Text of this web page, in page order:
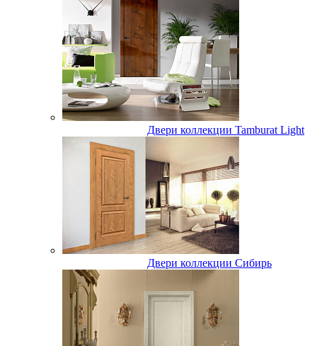
Двери коллекции Tamburat Light
Двери коллекции Сибирь